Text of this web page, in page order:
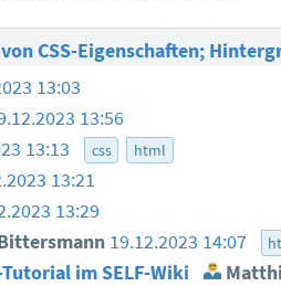
CSS-Eigenschaften;
13:03
13:56
13:13 css html
13:21
13:29
19.12.2023 14:07
im SELF-Wiki